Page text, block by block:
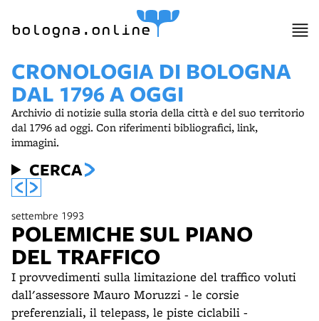
bologna.online
CRONOLOGIA DI BOLOGNA
DAL 1796 A OGGI
Archivio di notizie sulla storia della città e del suo territorio
dal 1796 ad oggi. Con riferimenti bibliografici, link,
immagini.
CERCA
settembre 1993
POLEMICHE SUL PIANO
DEL TRAFFICO
I provvedimenti sulla limitazione del traffico voluti
dall'assessore Mauro Moruzzi - le corsie
preferenziali, il telepass, le piste ciclabili -